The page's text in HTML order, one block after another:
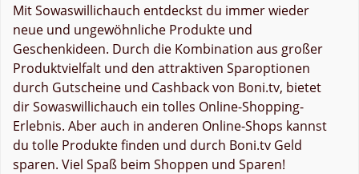
Mit Sowaswillichauch entdeckst du immer wieder
neue und ungewöhnliche Produkte und
Geschenkideen. Durch die Kombination aus großer
Produktvielfalt und den attraktiven Sparoptionen
durch Gutscheine und Cashback von Boni.tv, bietet
dir Sowaswillichauch ein tolles Online-Shopping-
Erlebnis. Aber auch in anderen Online-Shops kannst
du tolle Produkte finden und durch Boni.tv Geld
sparen. Viel Spaß beim Shoppen und Sparen!